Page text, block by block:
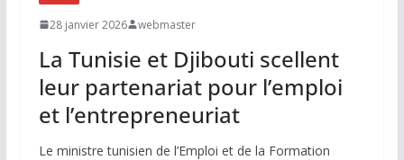
28 janvier 2026 webmaster
La Tunisie et Djibouti scellent
leur partenariat pour l’emploi
et l’entrepreneuriat
Le ministre tunisien de l’Emploi et de la Formation